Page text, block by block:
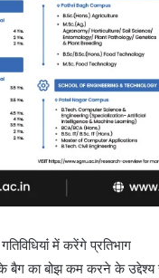
में करेंगे प्रतिभाग
बैग का बोझ कम करने के